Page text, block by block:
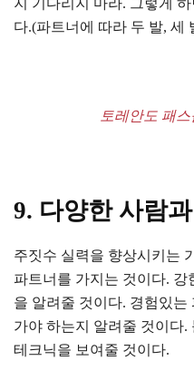
지 기다리지 마라. 그렇게
다.(파트너에 따라 두 발, 세
토레안도 패
9. 다양한 사람
주짓수 실력을 향상시키는
파트너를 가지는 것이다. 강
을 알려줄 것이다. 경험있는
가야 하는지 알려줄 것이다
테크닉을 보여줄 것이다.